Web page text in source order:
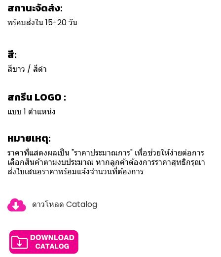
สถานะจัดส่ง:
พร้อมส่งใน 15-20 วัน
สี:
สีขาว / สีดำ
สกรีน LOGO :
แบบ 1 ตำแหน่ง
หมายเหตุ:
ราคาที่แสดงผลเป็น "ราคาประมาณการ" เพื่อช่วยให้ง่ายต่อการ
เลือกสินค้าตามงบประมาณ หากลูกค้าต้องการราคาสุทธิกรุณา
ส่งใบเสนอราคาพร้อมแจ้งจำนวนที่ต้องการ
ดาวโหลด Catalog